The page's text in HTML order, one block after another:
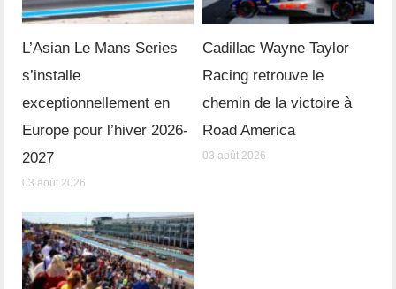
L’Asian Le Mans Series
s’installe
exceptionnellement en
Europe pour l’hiver 2026-
2027
03 août 2026
Cadillac Wayne Taylor
Racing retrouve le
chemin de la victoire à
Road America
03 août 2026